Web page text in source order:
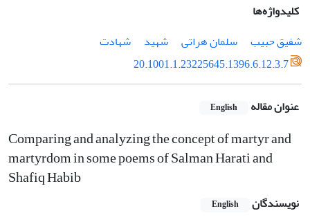
کلیدواژه‌ها
شفیق حبیب
سلمان هراتی شهید
شهادت
20.1001.1.23225645.1396.6.12.3.7
عنوان مقاله English
Comparing and analyzing the concept of martyr and
martyrdom in some poems of Salman Harati and
Shafiq Habib
نویسندگان English